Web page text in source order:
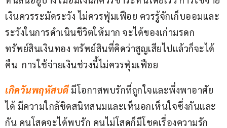
เงินควรระมัดระวัง ไม่ควรฟุ่มเฟือย ควรรู้จักเก็บออมและ
ระวังในการดำเนินชีวิตให้มาก จะได้ของเก่ามรดก
ทรัพย์สินเงินทอง ทรัพย์สินที่คิดว่าสูญเสียไปแล้วก็จะได้
คืน  การใช้จ่ายเงินช่วงนี้ไม่ควรฟุ่มเฟือย
เกิดวันพฤหัสบดี มีโอกาสพบรักที่ถูกใจและพึ่งพาอาศัย
ได้ มีความใกล้ชิดสนิทสนมและเห็นอกเห็นใจซึ่งกันและ
กัน คนโสดจะได้พบรัก คนไม่โสดก็มีโชคเรื่องความรัก